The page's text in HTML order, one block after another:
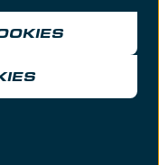
2026
Huisregels